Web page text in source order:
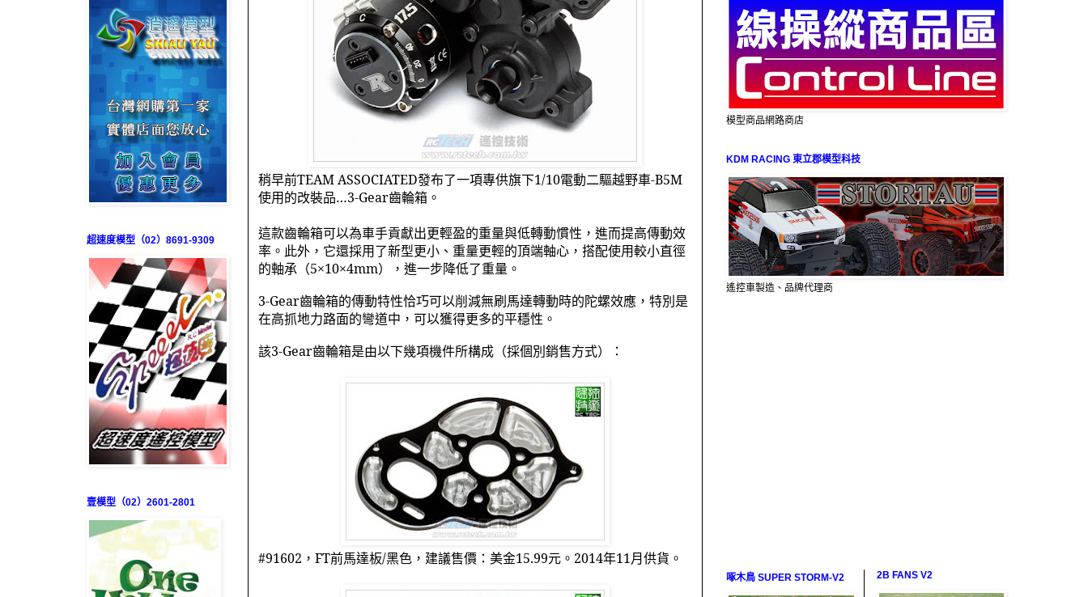
稍早前TEAM ASSOCIATED發布了一項專供旗下1/10電動二驅越野車-B5M
使用的改裝品…3-Gear齒輪箱。
這款齒輪箱可以為車手貢獻出更輕盈的重量與低轉動慣性，進而提高傳動效
率。此外，它還採用了新型更小、重量更輕的頂端軸心，搭配使用較小直徑
的軸承（5×10×4mm），進一步降低了重量。
3-Gear齒輪箱的傳動特性恰巧可以削減無刷馬達轉動時的陀螺效應，特別是
在高抓地力路面的彎道中，可以獲得更多的平穩性。
該3-Gear齒輪箱是由以下幾項機件所構成（採個別銷售方式）：
#91602 ， FT前馬達板/黑色，建議售價：美金15.99元。 2014年11月供貨。
超速度模型（02）8691-9309
壹模型（02）2601-2801
模型商品網路商店
KDM RACING 東立郡模型科技
遙控車製造、品牌代理商
啄木鳥 SUPER STORM-V2 2B FANS V2